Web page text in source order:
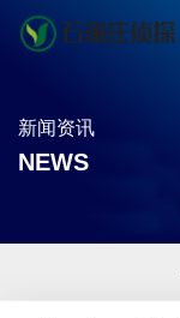
新闻资讯
NEWS